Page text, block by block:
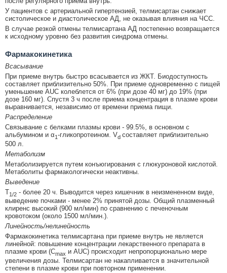
У пациентов с артериальной гипертензией, телмисартан снижает
систолическое и диастолическое АД, не оказывая влияния на ЧСС.
В случае резкой отмены телмисартана АД постепенно возвращается
к исходному уровню без развития синдрома отмены.
Фармакокинетика
Всасывание
При приеме внутрь быстро всасывается из ЖКТ. Биодоступность
составляет приблизительно 50%. При приеме одновременно с пищей
уменьшение AUC колеблется от 6% (при дозе 40 мг) до 19% (при
дозе 160 мг). Спустя 3 ч после приема концентрация в плазме крови
выравнивается, независимо от времени приема пищи.
Распределение
Связывание с белками плазмы крови - 99.5%, в основном с
альбумином и α1-гликопротеином. Vd составляет приблизительно
500 л.
Метаболизм
Метаболизируется путем конъюгирования с глюкуроновой кислотой.
Метаболиты фармакологически неактивны.
Выведение
Т1/2 - более 20 ч. Выводится через кишечник в неизмененном виде,
выведение почками - менее 2% принятой дозы. Общий плазменный
клиренс высокий (900 мл/мин) по сравнению с печеночным
кровотоком (около 1500 мл/мин.).
Линейность/нелинейность
Фармакокинетика телмисартана при приеме внутрь не является
линейной: повышение концентрации лекарственного препарата в
плазме крови (Сmax и AUC) происходит непропорционально мере
увеличения дозы. Телмисартан не накапливается в значительной
степени в плазме крови при повторном применении.